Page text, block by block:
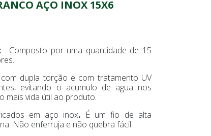
AÇO INOX 15X6
. Composto por uma quantidade de 15
dupla torção e com tratamento UV
evitando o acumulo de agua nos
mais vida útil ao produto.
em aço inox. É um fio de alta
Não enferruja e não quebra fácil.